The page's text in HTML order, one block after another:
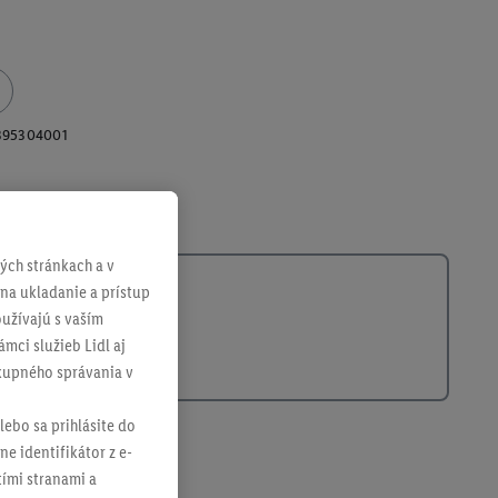
stránkach a v
ukladanie a prístup
s vaším
služieb Lidl aj
správania v
sa prihlásite do
identifikátor z e-
stranami a